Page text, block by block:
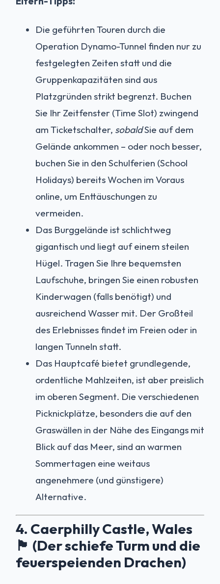
Die geführten Touren durch die
Operation Dynamo-Tunnel finden nur zu
festgelegten Zeiten statt und die
Gruppenkapazitäten sind aus
Platzgründen strikt begrenzt. Buchen
Sie Ihr Zeitfenster (Time Slot) zwingend
am Ticketschalter, sobaldSie auf dem
Gelände ankommen – oder noch besser,
buchen Sie in den Schulferien (School
Holidays) bereits Wochen im Voraus
online, um Enttäuschungen zu
vermeiden.
Das Burggelände ist schlichtweg
gigantisch und liegt auf einem steilen
Hügel. Tragen Sie Ihre bequemsten
Laufschuhe, bringen Sie einen robusten
Kinderwagen (falls benötigt) und
ausreichend Wasser mit. Der Großteil
des Erlebnisses findet im Freien oder in
langen Tunneln statt.
Das Hauptcafé bietet grundlegende,
ordentliche Mahlzeiten, ist aber preislich
im oberen Segment. Die verschiedenen
Picknickplätze, besonders die auf den
Graswällen in der Nähe des Eingangs mit
Blick auf das Meer, sind an warmen
Sommertagen eine weitaus
angenehmere (und günstigere)
Alternative.
4. Caerphilly Castle, Wales
🏴󠁧󠁢󠁷󠁬󠁳󠁿 (Der schiefe Turm und die
feuerspeienden Drachen)